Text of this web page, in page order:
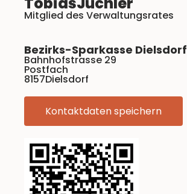
Mitglied des Verwaltungsrates
Bezirks-Sparkasse Dielsdorf
Bahnhofstrasse 29
Postfach
8157Dielsdorf
Kontaktdaten speichern